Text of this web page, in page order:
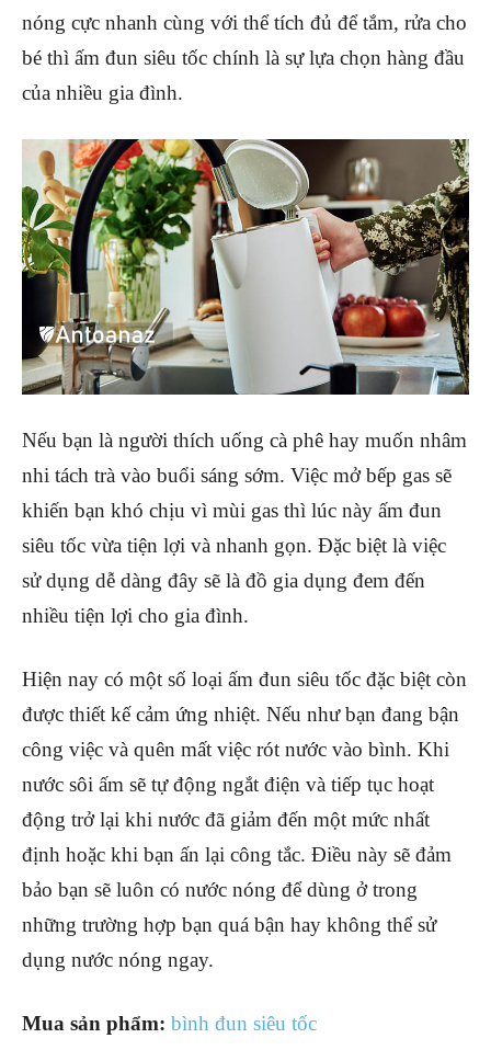
nóng cực nhanh cùng với thể tích đủ để tắm, rửa cho
bé thì ấm đun siêu tốc chính là sự lựa chọn hàng đầu
của nhiều gia đình.
Nếu bạn là người thích uống cà phê hay muốn nhâm
nhi tách trà vào buổi sáng sớm. Việc mở bếp gas sẽ
khiến bạn khó chịu vì mùi gas thì lúc này ấm đun
siêu tốc vừa tiện lợi và nhanh gọn. Đặc biệt là việc
sử dụng dễ dàng đây sẽ là đồ gia dụng đem đến
nhiều tiện lợi cho gia đình.
Hiện nay có một số loại ấm đun siêu tốc đặc biệt còn
được thiết kế cảm ứng nhiệt. Nếu như bạn đang bận
công việc và quên mất việc rót nước vào bình. Khi
nước sôi ấm sẽ tự động ngắt điện và tiếp tục hoạt
động trở lại khi nước đã giảm đến một mức nhất
định hoặc khi bạn ấn lại công tắc. Điều này sẽ đảm
bảo bạn sẽ luôn có nước nóng để dùng ở trong
những trường hợp bạn quá bận hay không thể sử
dụng nước nóng ngay.
Mua sản phẩm: bình đun siêu tốc